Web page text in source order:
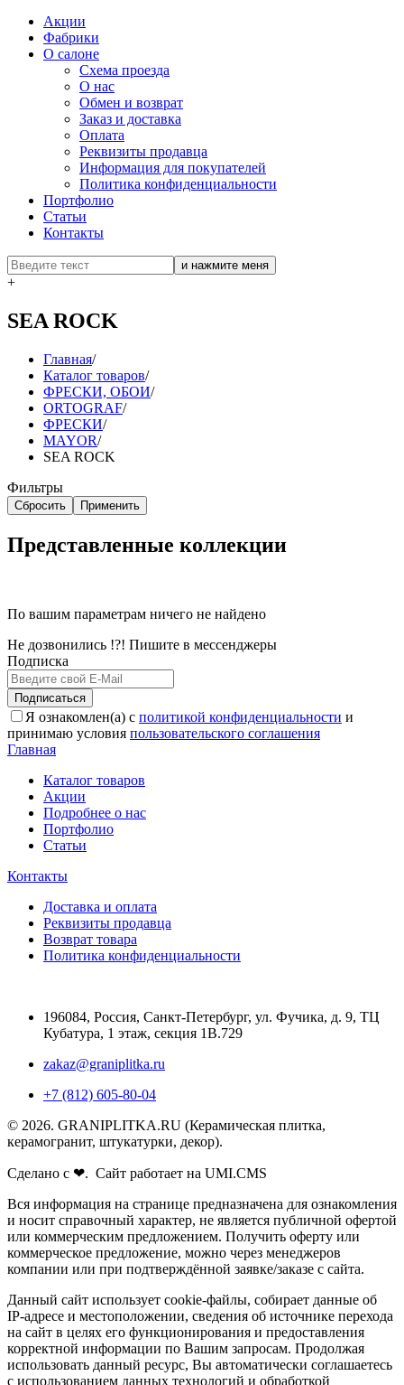
Акции
Фабрики
О салоне
Схема проезда
О нас
Обмен и возврат
Заказ и доставка
Оплата
Реквизиты продавца
Информация для покупателей
Политика конфиденциальности
Портфолио
Статьи
Контакты
+
SEA ROCK
Главная/
Каталог товаров/
ФРЕСКИ, ОБОИ/
ORTOGRAF/
ФРЕСКИ/
MAYOR/
SEA ROCK
Фильтры
Сбросить Применить
Представленные коллекции
По вашим параметрам ничего не найдено
Не дозвонились !?! Пишите в мессенджеры
Подписка
Подписаться
Я ознакомлен(а) с политикой конфиденциальности и
принимаю условия пользовательского соглашения
Главная
Каталог товаров
Акции
Подробнее о нас
Портфолио
Статьи
Контакты
Доставка и оплата
Реквизиты продавца
Возврат товара
Политика конфиденциальности
196084, Россия, Санкт-Петербург, ул. Фучика, д. 9, ТЦ
Кубатура, 1 этаж, секция 1В.729
zakaz@graniplitka.ru
+7 (812) 605-80-04
© 2026. GRANIPLITKA.RU (Керамическая плитка,
керамогранит, штукатурки, декор).
Сделано с ❤. Сайт работает на UMI.CMS
Вся информация на странице предназначена для ознакомления
и носит справочный характер, не является публичной офертой
или коммерческим предложением. Получить оферту или
коммерческое предложение, можно через менеджеров
компании или при подтверждённой заявке/заказе с сайта.
Данный сайт использует cookie-файлы, собирает данные об
IP-адресе и местоположении, сведения об источнике перехода
на сайт в целях его функционирования и предоставления
корректной информации по Вашим запросам. Продолжая
использовать данный ресурс, Вы автоматически соглашаетесь
с использованием данных технологий и обработкой